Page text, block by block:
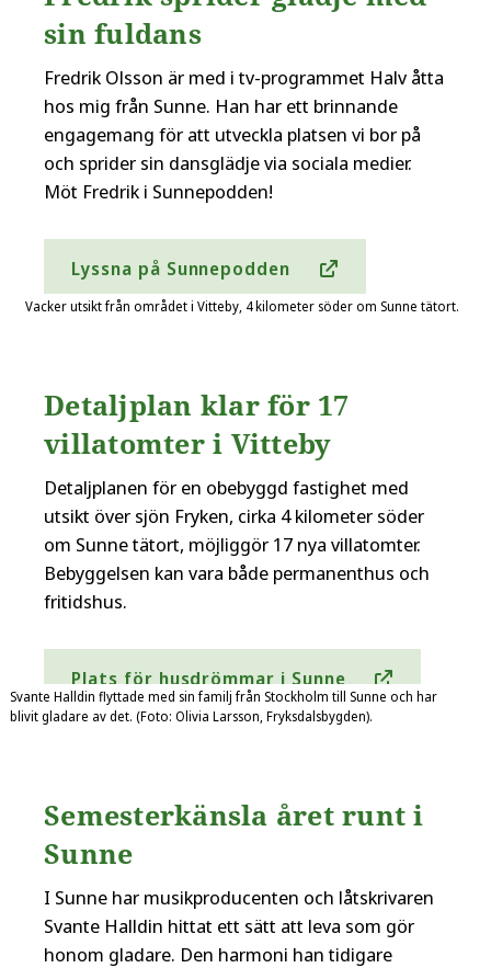
sin fuldans
Fredrik Olsson är med i tv-programmet Halv åtta
hos mig från Sunne. Han har ett brinnande
engagemang för att utveckla platsen vi bor på
och sprider sin dansglädje via sociala medier.
Möt Fredrik i Sunnepodden!
Lyssna på Sunnepodden
Vacker utsikt från området i Vitteby, 4 kilometer söder om Sunne tätort.
Detaljplan klar för 17
villatomter i Vitteby
Detaljplanen för en obebyggd fastighet med
utsikt över sjön Fryken, cirka 4 kilometer söder
om Sunne tätort, möjliggör 17 nya villatomter.
Bebyggelsen kan vara både permanenthus och
fritidshus.
Plats för husdrömmar i Sunne
Svante Halldin flyttade med sin familj från Stockholm till Sunne och har
blivit gladare av det. (Foto: Olivia Larsson, Fryksdalsbygden).
Semesterkänsla året runt i
Sunne
I Sunne har musikproducenten och låtskrivaren
Svante Halldin hittat ett sätt att leva som gör
honom gladare. Den harmoni han tidigare